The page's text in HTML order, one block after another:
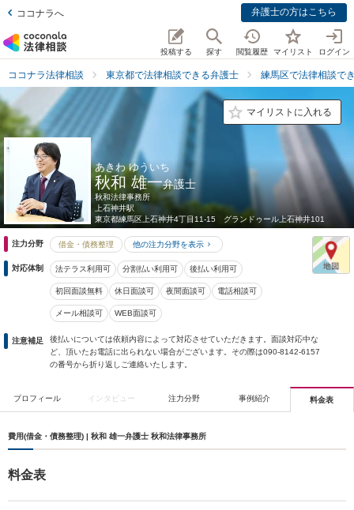
ココナラへ 弁護士の方はこちら
投稿する 探す 閲覧履歴 マイリスト ログイン
ココナラ法律相談 東京都で法律相談できる弁護士 練馬区で法律相談で
マイリストに入れる
あきわ ゆういち
秋和 雄一弁護士
秋和法律事務所
上石神井駅
東京都練馬区上石神井4丁目11-15 グランドゥール上石神井101
注力分野 借金・債務整理 他の注力分野を表示
対応体制 法テラス利用可 分割払い利用可 後払い利用可
初回面談無料 休日面談可 夜間面談可 電話相談可
メール相談可 WEB面談可
注意補足
後払いについては依頼内容によって対応させていただきます。面談対応中な
ど、頂いたお電話に出られない場合がございます。その際は090-8142-6157
の番号から折り返しご連絡いたします。
プロフィール インタビュー 注力分野 事例紹介 料金表
費用(借金・債務整理) | 秋和 雄一弁護士 秋和法律事務所
料金表